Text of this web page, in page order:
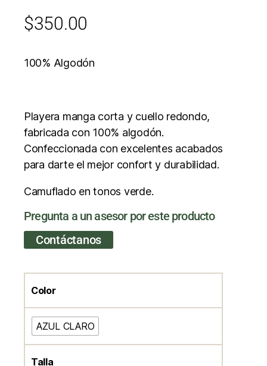
$350.00
100% Algodón
Playera manga corta y cuello redondo,
fabricada con 100% algodón.
Confeccionada con excelentes acabados
para darte el mejor confort y durabilidad.
Camuflado en tonos verde.
Pregunta a un asesor por este producto
Contáctanos
Color
AZUL CLARO
Talla